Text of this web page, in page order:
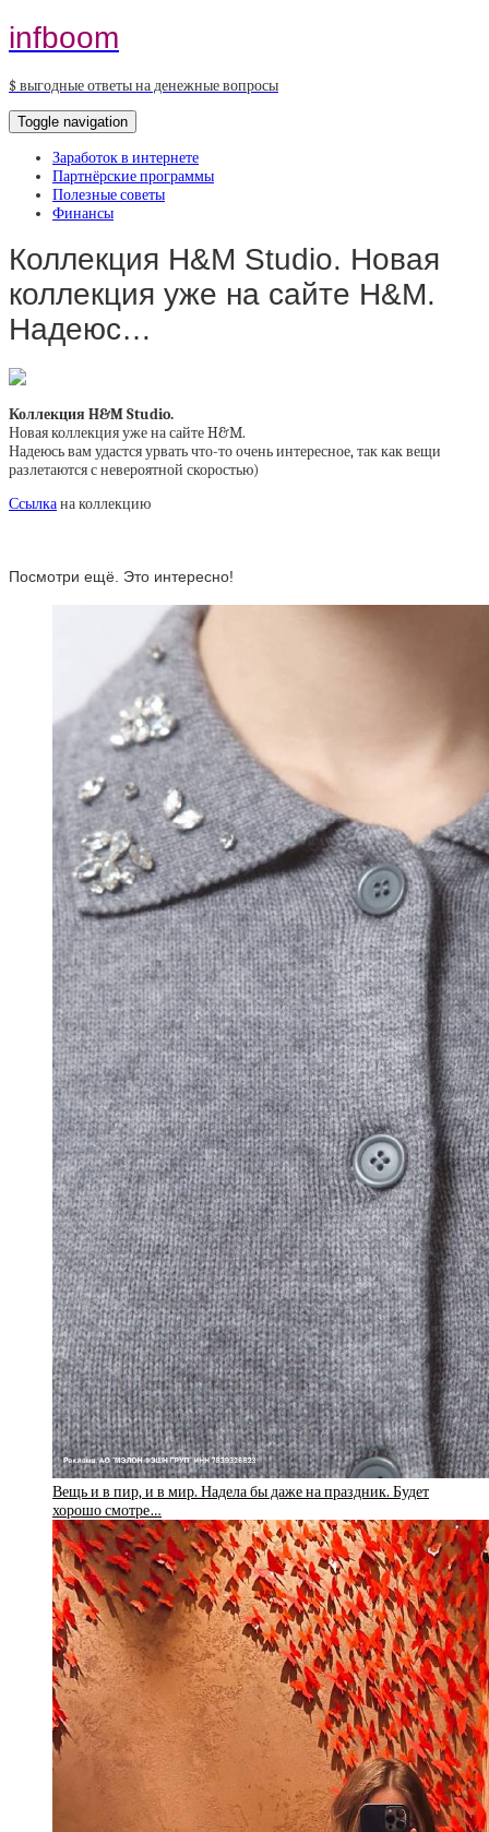
infboom
$ выгодные ответы на денежные вопросы
Toggle navigation
Заработок в интернете
Партнёрские программы
Полезные советы
Финансы
Коллекция H&M Studio. Новая
коллекция уже на сайте H&M.
Надеюс…
Коллекция H&M Studio.
Новая коллекция уже на сайте H&M.
Надеюсь вам удастся урвать что-то очень интересное, так как вещи
разлетаются с невероятной скоростью)
Ссылкана коллекцию
Посмотри ещё. Это интересно!
Вещь и в пир, и в мир. Надела бы даже на праздник. Будет
хорошо смотре…